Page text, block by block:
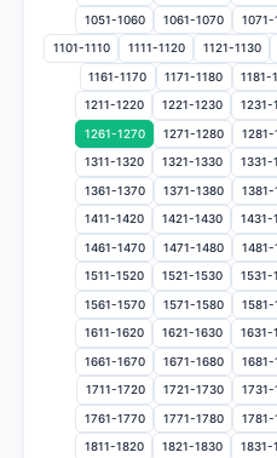
1051-1060 1061-1070 1071-
1101-1110 1111-1120 1121-1130
1161-1170 1171-1180 1181-
1211-1220 1221-1230 1231-
1261-1270 1271-1280 1281-
1311-1320 1321-1330 1331-
1361-1370 1371-1380 1381-
1411-1420 1421-1430 1431-
1461-1470 1471-1480 1481-
1511-1520 1521-1530 1531-
1561-1570 1571-1580 1581-
1611-1620 1621-1630 1631-
1661-1670 1671-1680 1681-
1711-1720 1721-1730 1731-
1761-1770 1771-1780 1781-
1811-1820 1821-1830 1831-